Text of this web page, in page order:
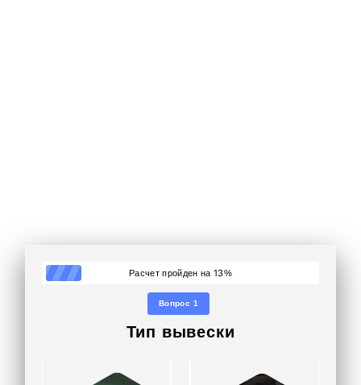
Расчет пройден на 13%
Вопрос 1
Тип вывески